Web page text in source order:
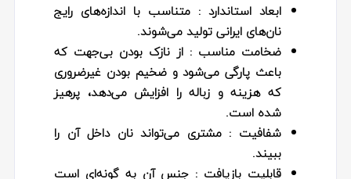
ابعاد استاندارد: متناسب با اندازه‌های رایج
نان‌های ایرانی تولید می‌شوند.
ضخامت مناسب : از نازک بودن بی‌جهت که
باعث پارگی می‌شود و ضخیم بودن غیرضروری
که هزینه و زباله را افزایش می‌دهد، پرهیز
شده است.
شفافیت : مشتری می‌تواند نان داخل آن را
ببیند.
قابلیت بازیافت : جنس آن به گونه‌ای است